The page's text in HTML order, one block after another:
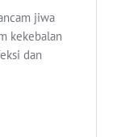
jiwa
kekebalan
dan